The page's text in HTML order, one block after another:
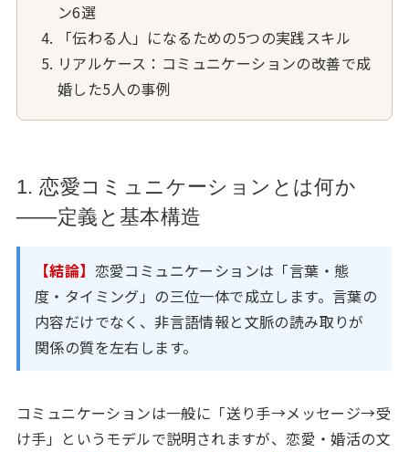
ン6選
「伝わる人」になるための5つの実践スキル
リアルケース：コミュニケーションの改善で成
婚した5人の事例
1. 恋愛コミュニケーションとは何か
——定義と基本構造
【結論】 恋愛コミュニケーションは「言葉・態
度・タイミング」の三位一体で成立します。言葉の
内容だけでなく、非言語情報と文脈の読み取りが
関係の質を左右します。
コミュニケーションは一般に「送り手→メッセージ→受
け手」というモデルで説明されますが、恋愛・婚活の文